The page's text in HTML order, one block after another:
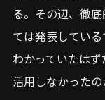
る。その辺、徹
ては発表してい
わかっていたは
活用しなかったの